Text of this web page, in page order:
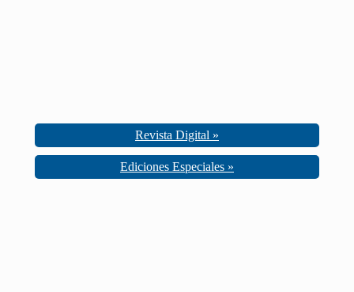
Revista Digital »
Ediciones Especiales »